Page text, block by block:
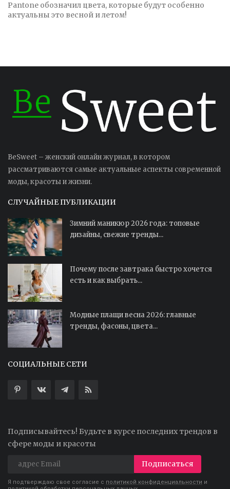
Pantone обозначил цвета, которые будут особенно
актуальны это весной и летом!
BeSweet – женский онлайн журнал, в котором
рассматриваются самые актуальные аспекты современной
моды, красоты и жизни.
СЛУЧАЙНЫЕ ПУБЛИКАЦИИ
Зимний маникюр 2026 года: топовые
дизайны, свежие тренды...
Почему после завтрака быстро хочется
есть и как выбрать...
Модные плащи весна 2026: главные
тренды, фасоны, цвета...
СОЦИАЛЬНЫЕ СЕТИ
Подписывайтесь! Будьте в курсе последних трендов в
сфере моды и красоты
Подписаться
Я подтверждаю свое согласие с политикой конфиденциальности и